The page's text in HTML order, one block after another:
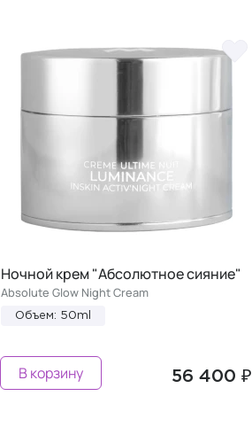
Ночной крем "Абсолютное сияние"
Absolute Glow Night Cream
Объем: 50ml
56 400 ₽
В корзину